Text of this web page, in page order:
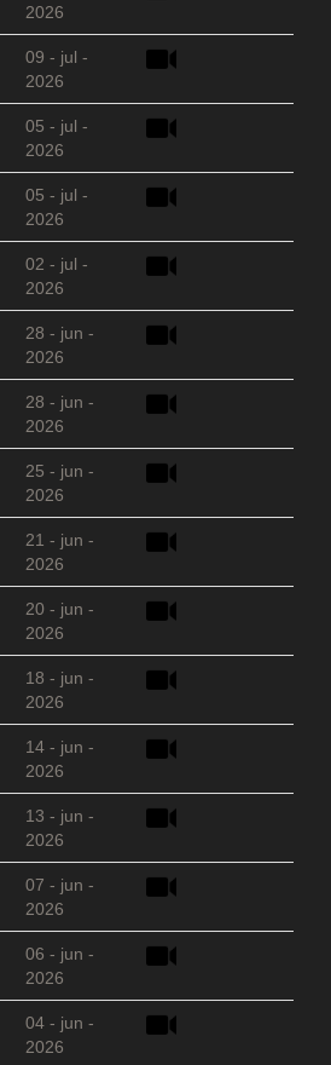
2026
09 - jul -
2026
05 - jul -
2026
05 - jul -
2026
02 - jul -
2026
28 - jun -
2026
28 - jun -
2026
25 - jun -
2026
21 - jun -
2026
20 - jun -
2026
18 - jun -
2026
14 - jun -
2026
13 - jun -
2026
07 - jun -
2026
06 - jun -
2026
04 - jun -
2026